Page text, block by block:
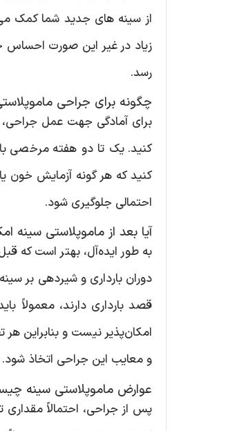
از سینه های جدید شما کمک
زیاد در غیر این صورت احساس
رسد.
چگونه برای جراحی
برای آمادگی جهت عمل جراحی،
کنید. یک تا دو هفته مرخصی
کنید که هر گونه آزمایش خون
احتمالی جلوگیری شود.
آیا بعد از ماموپلاستی سینه
به طور ایده‌آل، بهتر است که
دوران بارداری و شیردهی بر
قصد بارداری دارند، معمولاً
امکان‌پذیر نیست و بنابراین
و معایب این جراحی اتخاذ شود.
عوارض ماموپلاستی سینه
پس از جراحی، احتمالاً مقداری